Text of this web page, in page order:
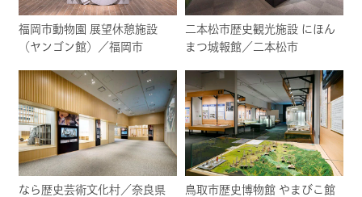
福岡市動物園 展望休憩施設
（ヤンゴン館）／福岡市
二本松市歴史観光施設 にほん
まつ城報館／二本松市
なら歴史芸術文化村／奈良県
鳥取市歴史博物館 やまびこ館